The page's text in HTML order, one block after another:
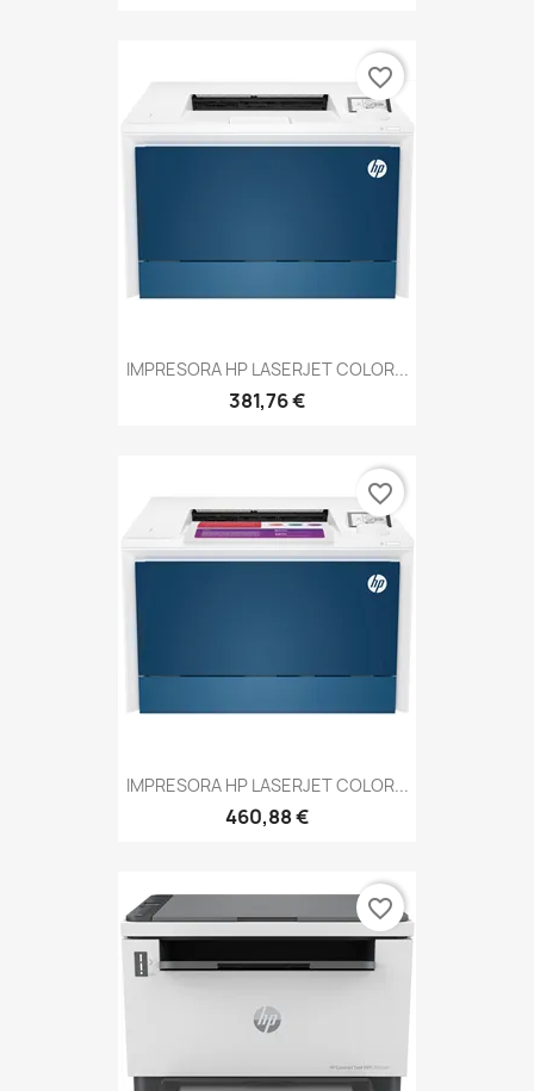
IMPRESORA HP LASERJET COLOR...
381,76 €
favorite_border
IMPRESORA HP LASERJET COLOR...
460,88 €
favorite_border
favorite_border